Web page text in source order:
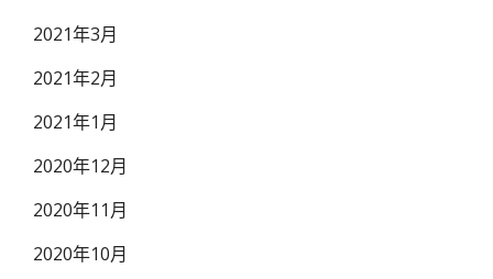
2021年3月
2021年2月
2021年1月
2020年12月
2020年11月
2020年10月